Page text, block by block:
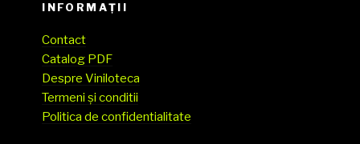
INFORMAȚII
Contact
Catalog PDF
Despre Viniloteca
Termeni și conditii
Politica de confidentialitate